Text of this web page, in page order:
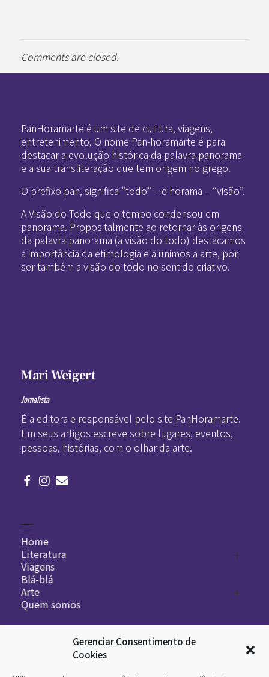
Gerenciar Consentimento de
Cookies
Comments are closed.
PanHoramarte é um site de cultura, viagens,
entretenimento. O nome Pan-horamarte é para
destacar a evolução histórica da palavra panorama
e a sua transliteração que tem origem no grego.
O prefixo pan, significa “todo” – e horama – “visão”.
A Visão do Todo que o tempo condensou em
panorama. Propositalmente ao retornar às origens
da palavra panorama (a visão do todo) destacamos
a importância da etimologia e a unimos a arte, por
ser também a visão do todo no sentido criativo.
Mari Weigert
Jornalista
É a editora e responsável pelo site PanHoramarte.
Em seus artigos escreve sobre lugares, eventos,
pessoas, histórias, com o olhar da arte.
Home
Literatura
Legado
Viagens
Blá-blá
Arte
O que é arte
DesignSocial
InternetArt
Quem somos
Política de Privacidade
© 2026 Pan-Horamarte - Porque vida é arte. Porque
viajamos nessa poética. Todos os direitos reservados